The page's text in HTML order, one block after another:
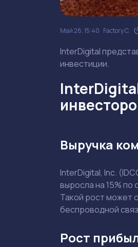
Май 28, 15:40 Factory C.
InterDigital
инвестиции.
Выручка
InterDigital, Inc.
выросла на 15%
Такой рост может
беспроводной
Рост